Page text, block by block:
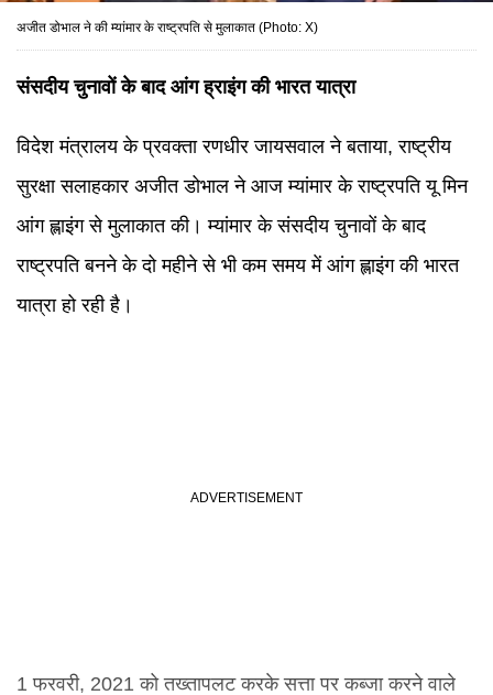
अजीत डोभाल ने की म्यांमार के राष्ट्रपति से मुलाकात (Photo: X)
संसदीय चुनावों के बाद आंग ह्राइंग की भारत यात्रा
विदेश मंत्रालय के प्रवक्ता रणधीर जायसवाल ने बताया, राष्ट्रीय
सुरक्षा सलाहकार अजीत डोभाल ने आज म्यांमार के राष्ट्रपति यू मिन
आंग ह्लाइंग से मुलाकात की। म्यांमार के संसदीय चुनावों के बाद
राष्ट्रपति बनने के दो महीने से भी कम समय में आंग ह्लाइंग की भारत
यात्रा हो रही है।
1 फरवरी, 2021 को तख्तापलट करके सत्ता पर कब्जा करने वाले